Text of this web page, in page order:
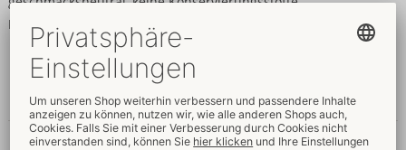
Latexkondomsicher. Sehr ergiebig! 100-ml-Flasche.
Dimethicone, Dimethiconol
Daten & Eigenschaften